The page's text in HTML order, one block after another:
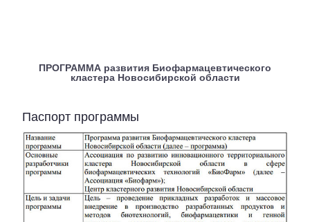
ПРОГРАММА развития Биофармацевтического
кластера Новосибирской области
Паспорт программы